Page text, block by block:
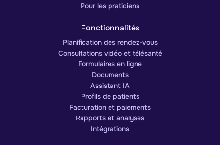
Pour les praticiens
Fonctionnalités
Planification des rendez-vous
Consultations vidéo et télésanté
Formulaires en ligne
Documents
Assistant IA
Profils de patients
Facturation et paiements
Rapports et analyses
Intégrations